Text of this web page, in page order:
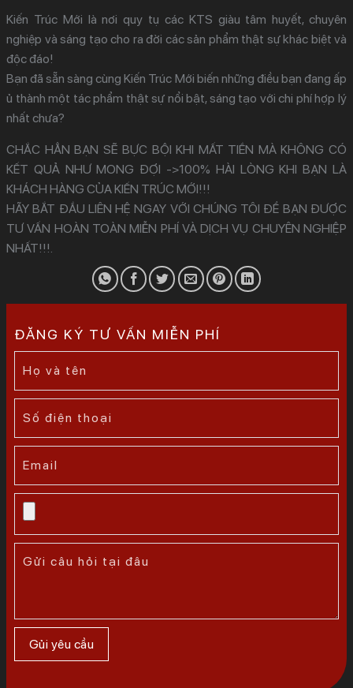
Kiến Trúc Mới là nơi quy tụ các KTS giàu tâm huyết, chuyên
nghiệp và sáng tạo cho ra đời các sản phẩm thật sự khác biệt và
độc đáo!
Bạn đã sẵn sàng cùng Kiến Trúc Mới biến những điều bạn đang ấp
ủ thành một tác phẩm thật sự nổi bật, sáng tạo với chi phí hợp lý
nhất chưa?
CHẮC HẲN BẠN SẼ BỰC BỘI KHI MẤT TIỀN MÀ KHÔNG CÓ
KẾT QUẢ NHƯ MONG ĐỢI ->100% HÀI LÒNG KHI BẠN LÀ
KHÁCH HÀNG CỦA KIẾN TRÚC MỚI!!!
HÃY BẮT ĐẦU LIÊN HỆ NGAY VỚI CHÚNG TÔI ĐỂ BẠN ĐƯỢC
TƯ VẤN HOÀN TOÀN MIỄN PHÍ VÀ DỊCH VỤ CHUYÊN NGHIỆP
NHẤT!!!.
ĐĂNG KÝ TƯ VẤN MIỄN PHÍ